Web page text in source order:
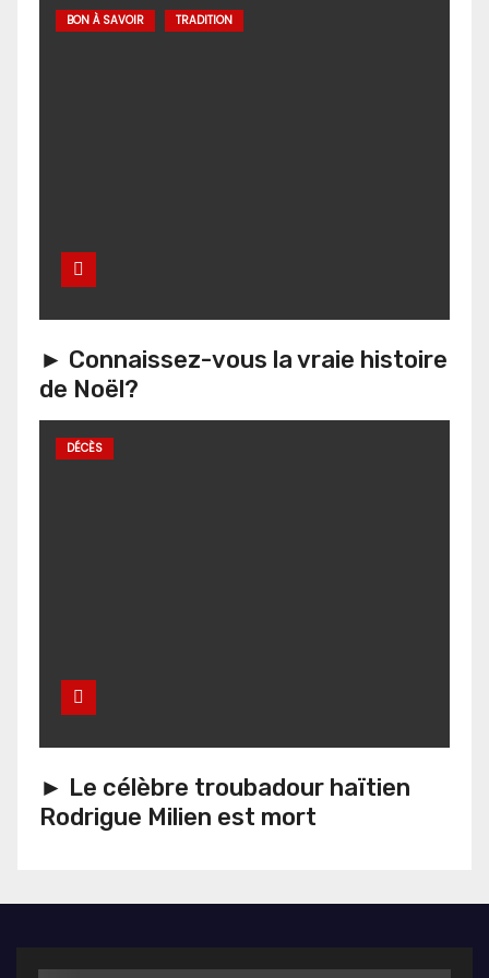
BON À SAVOIR TRADITION
► Connaissez-vous la vraie histoire
de Noël?
DÉCÈS
► Le célèbre troubadour haïtien
Rodrigue Milien est mort